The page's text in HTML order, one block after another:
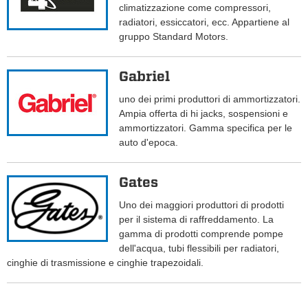
climatizzazione come compressori,
radiatori, essiccatori, ecc. Appartiene al
gruppo Standard Motors.
Gabriel
uno dei primi produttori di ammortizzatori.
Ampia offerta di hi jacks, sospensioni e
ammortizzatori. Gamma specifica per le
auto d'epoca.
Gates
Uno dei maggiori produttori di prodotti
per il sistema di raffreddamento. La
gamma di prodotti comprende pompe
dell'acqua, tubi flessibili per radiatori,
cinghie di trasmissione e cinghie trapezoidali.